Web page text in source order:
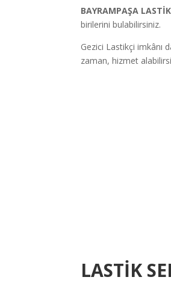
BAYRAMPAŞA
birilerini bulabilirsiniz.
Gezici Lastikçi imkânı
zaman, hizmet
LASTİK